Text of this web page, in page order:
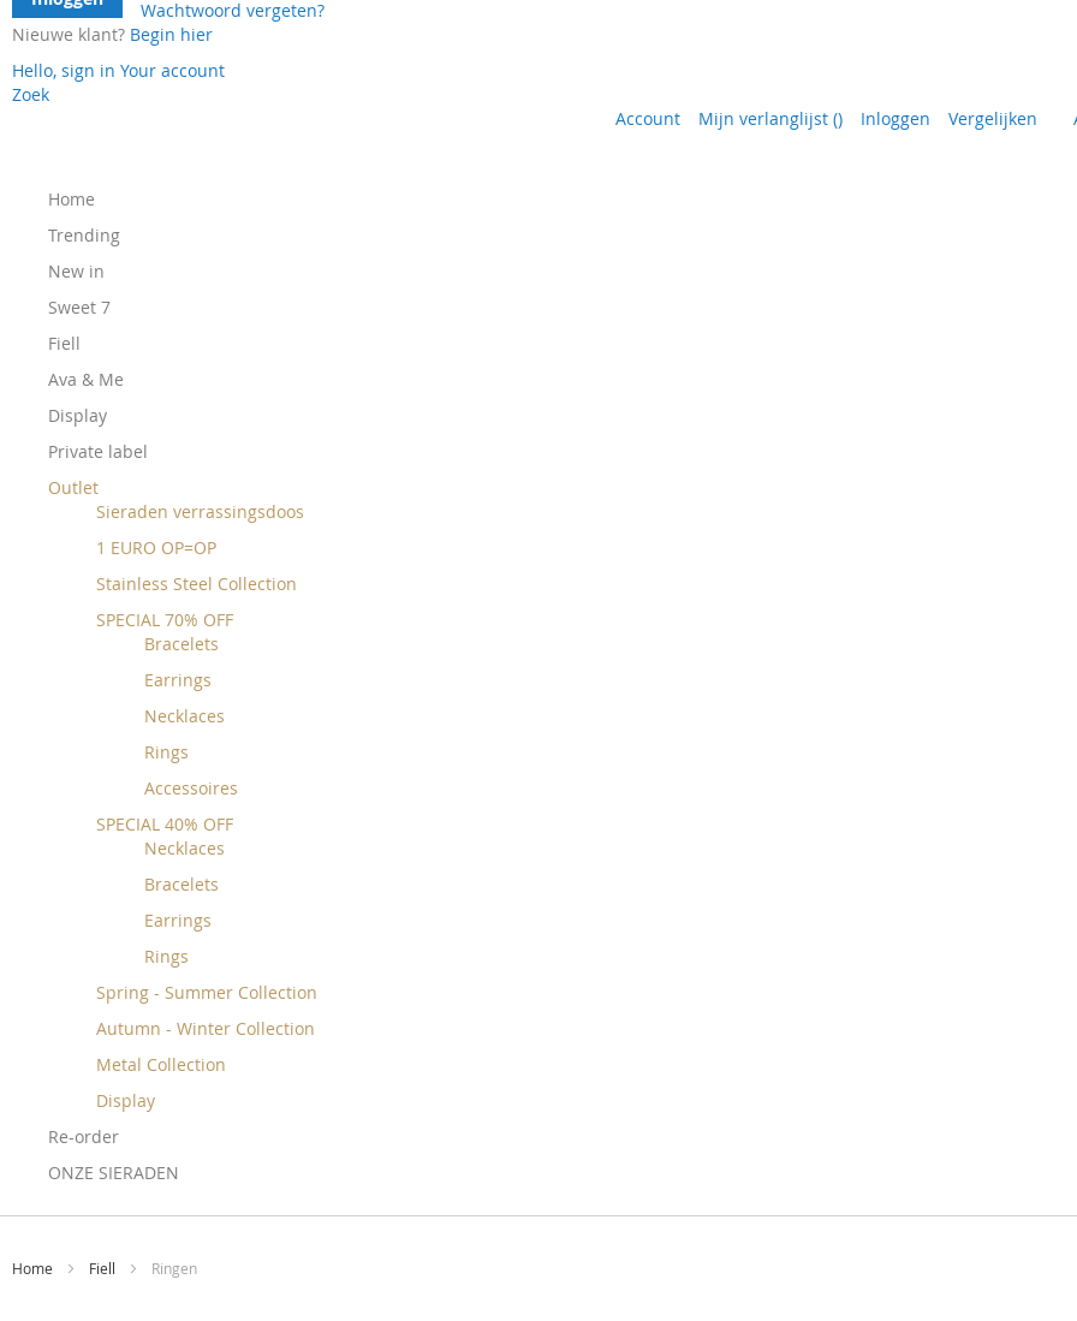
Wachtwoord vergeten?
Nieuwe klant? Begin hier
Hello, sign in Your account
Zoek
Account Mijn verlanglijst () Inloggen Vergelijken
inhoudHome
Trending
New in
Sweet 7
Fiell
Ava & Me
Display
Private label
Outlet
Sieraden verrassingsdoos
1 EURO OP=OP
Stainless Steel Collection
SPECIAL 70% OFF
Bracelets
Earrings
Necklaces
Rings
Accessoires
SPECIAL 40% OFF
Necklaces
Bracelets
Earrings
Rings
Spring - Summer Collection
Autumn - Winter Collection
Metal Collection
Display
Re-order
ONZE SIERADEN
Home Fiell Ringen